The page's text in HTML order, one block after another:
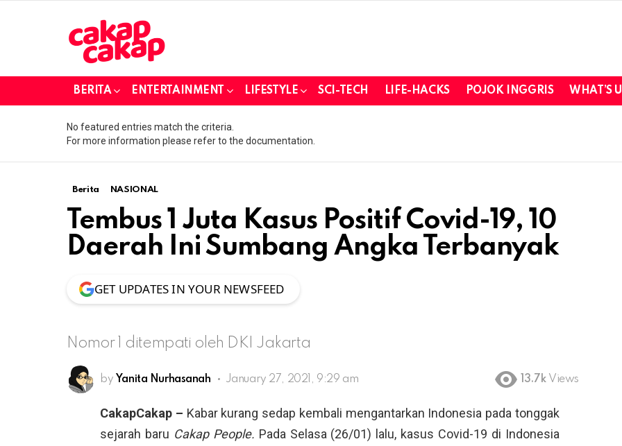
BERITA ENTERTAINMENT LIFESTYLE SCI-TECH LIFE-HACKS POJOK INGGRIS WHAT’S
No featured entries match the criteria.
For more information please refer to the documentation.
Berita NASIONAL
Tembus 1 Juta Kasus Positif Covid-19, 10
Daerah Ini Sumbang Angka Terbanyak
GET UPDATES IN YOUR NEWSFEED
Nomor 1 ditempati oleh DKI Jakarta
by Yanita Nurhasanah January 27, 2021, 9:29 am 13.7k Views
CakapCakap – Kabar kurang sedap kembali mengantarkan Indonesia pada tonggak
sejarah baru Cakap People. Pada Selasa (26/01) lalu, kasus Covid-19 di Indonesia